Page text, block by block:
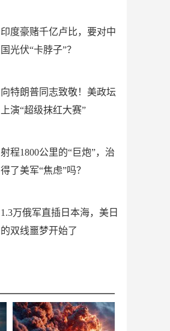
印度豪赌千亿卢比，要对中
国光伏“卡脖子”？
向特朗普同志致敬！美政坛
上演“超级抹红大赛”
射程1800公里的“巨炮”，治
得了美军“焦虑”吗？
1.3万俄军直插日本海，美日
的双线噩梦开始了